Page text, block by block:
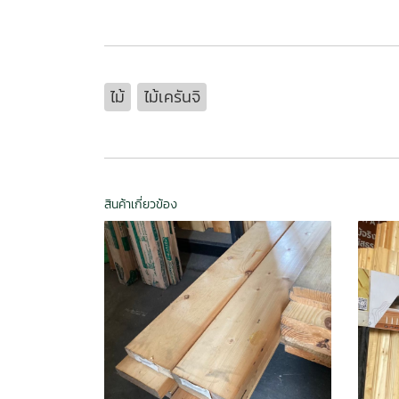
ไม้ ไม้เครันจิ
สินค้าเกี่ยวข้อง